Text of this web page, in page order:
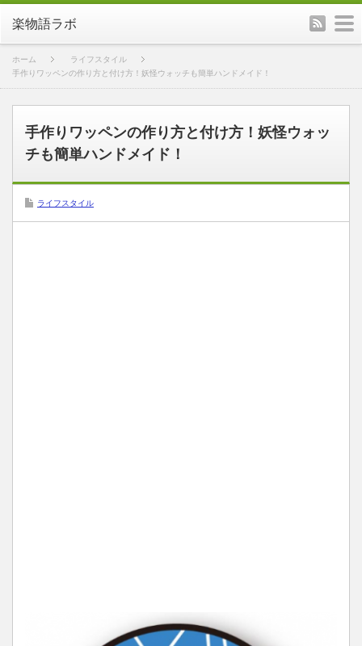
楽物語ラボ rss
ホーム
ライフスタイル
手作りワッペンの作り方と付け方！妖怪ウォッチも簡単ハンドメイド！
手作りワッペンの作り方と付け方！妖怪ウォッ
チも簡単ハンドメイド！
ライフスタイル